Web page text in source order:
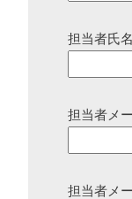
担当者氏
担当者メ
担当者メ